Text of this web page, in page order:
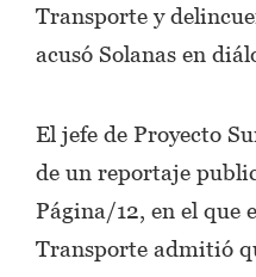
Transporte y
acusó Solanas en
El jefe de Proyecto
de un reportaje
Página/12, en el
Transporte admitió